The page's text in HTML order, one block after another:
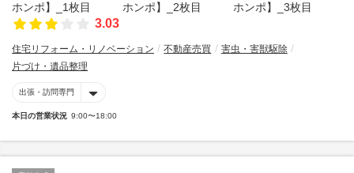
3.03
住宅リフォーム・リノベーション 不動産売買
害虫・害獣駆除
片づけ・遺品整理
出張・訪問専門
本日の営業状況 9:00〜18:00